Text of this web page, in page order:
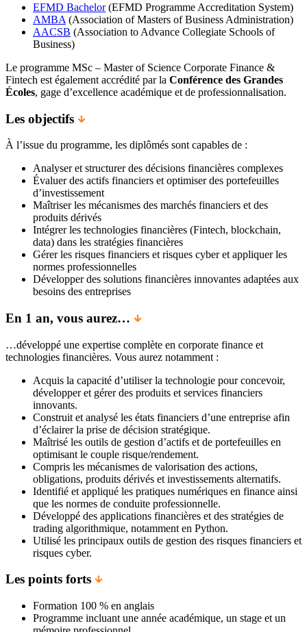
EFMD Bachelor(EFMD Programme Accreditation System)
AMBA (Association of Masters of Business Administration)
AACSB (Association to Advance Collegiate Schools of
Business)
Le programme MSc – Master of Science Corporate Finance &
Fintech est également accrédité par la Conférence des Grandes
Écoles, gage d’excellence académique et de professionnalisation.
Les objectifs
À l’issue du programme, les diplômés sont capables de :
Analyser et structurer des décisions financières complexes
Évaluer des actifs financiers et optimiser des portefeuilles
d’investissement
Maîtriser les mécanismes des marchés financiers et des
produits dérivés
Intégrer les technologies financières (Fintech, blockchain,
data) dans les stratégies financières
Gérer les risques financiers et risques cyber et appliquer les
normes professionnelles
Développer des solutions financières innovantes adaptées aux
besoins des entreprises
En 1 an, vous aurez…
…développé une expertise complète en corporate finance et
technologies financières. Vous aurez notamment :
Acquis la capacité d’utiliser la technologie pour concevoir,
développer et gérer des produits et services financiers
innovants.
Construit et analysé les états financiers d’une entreprise afin
d’éclairer la prise de décision stratégique.
Maîtrisé les outils de gestion d’actifs et de portefeuilles en
optimisant le couple risque/rendement.
Compris les mécanismes de valorisation des actions,
obligations, produits dérivés et investissements alternatifs.
Identifié et appliqué les pratiques numériques en finance ainsi
que les normes de conduite professionnelle.
Développé des applications financières et des stratégies de
trading algorithmique, notamment en Python.
Utilisé les principaux outils de gestion des risques financiers et
risques cyber.
Les points forts
Formation 100 % en anglais
Programme incluant une année académique, un stage et un